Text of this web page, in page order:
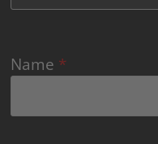
Name *